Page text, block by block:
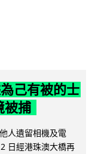
己有被的士
被捕
人遺留相機及電
日經港珠澳大橋再